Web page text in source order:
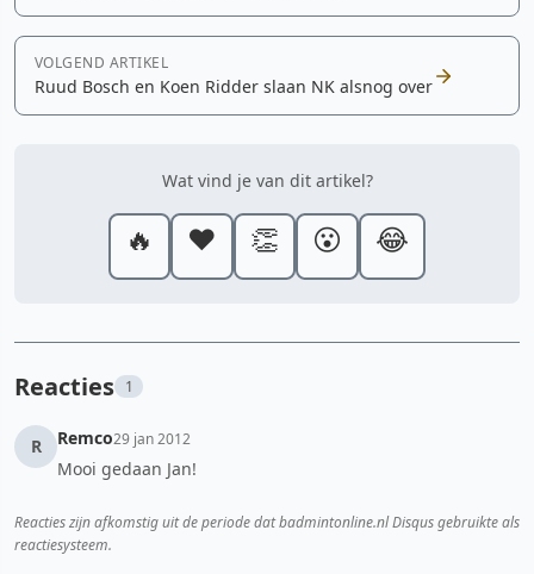
VOLGEND ARTIKEL
Ruud Bosch en Koen Ridder slaan NK alsnog over
Wat vind je van dit artikel?
🔥 ❤️ 👏 😮 😂
Reacties 1
R Remco29 jan 2012
Mooi gedaan Jan!
Reacties zijn afkomstig uit de periode dat badmintonline.nl Disqus gebruikte als
reactiesysteem.